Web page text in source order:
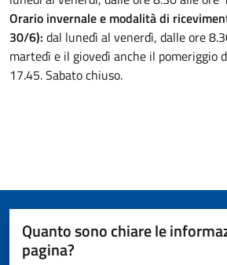
Orario invernale e modalità di
30/6): dal lunedì al venerdì, dalle ore
martedì e il giovedì anche il pomeriggio
17.45. Sabato chiuso.
Quanto sono chiare le
pagina?